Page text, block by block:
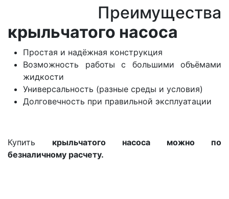
Преимущества
крыльчатого насоса
Простая и надёжная конструкция
Возможность работы с большими объёмами
жидкости
Универсальность (разные среды и условия)
Долговечность при правильной эксплуатации
Купить крыльчатого насоса можно по
безналичному расчету.